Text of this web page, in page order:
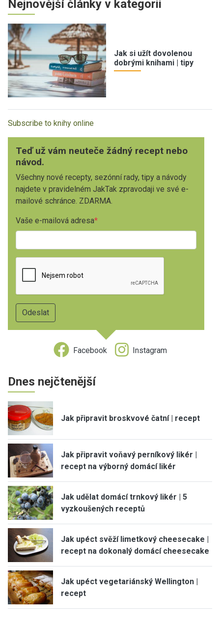
Nejnovější články v kategorii
Jak si užít dovolenou
dobrými knihami | tipy
Subscribe to knihy online
Teď už vám neuteče žádný recept nebo
návod.
Všechny nové recepty, sezónní rady, tipy a návody
najdete v pravidelném JakTak zpravodaji ve své e-
mailové schránce. ZDARMA.
Vaše e-mailová adresa
Facebook Instagram
Dnes nejčtenější
Jak připravit broskvové čatní | recept
Jak připravit voňavý perníkový likér |
recept na výborný domácí likér
Jak udělat domácí trnkový likér | 5
vyzkoušených receptů
Jak upéct svěží limetkový cheesecake |
recept na dokonalý domácí cheesecake
Jak upéct vegetariánský Wellington |
recept